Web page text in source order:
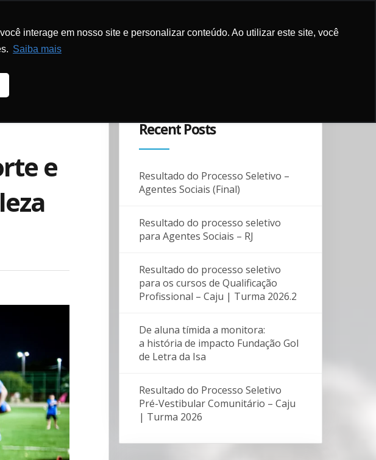
interage em nosso site e personalizar conteúdo. Ao utilizar este site, você
Saiba mais
HOW TO SUPPORT
US
CONTACT AND
e
Recent Posts
Resultado do Processo Seletivo –
Agentes Sociais (Final)
Resultado do processo seletivo
para Agentes Sociais – RJ
Resultado do processo seletivo
para os cursos de Qualificação
Profissional – Caju | Turma 2026.2
De aluna tímida a monitora:
a história de impacto Fundação Gol
de Letra da Isa
Resultado do Processo Seletivo
Pré-Vestibular Comunitário – Caju
| Turma 2026